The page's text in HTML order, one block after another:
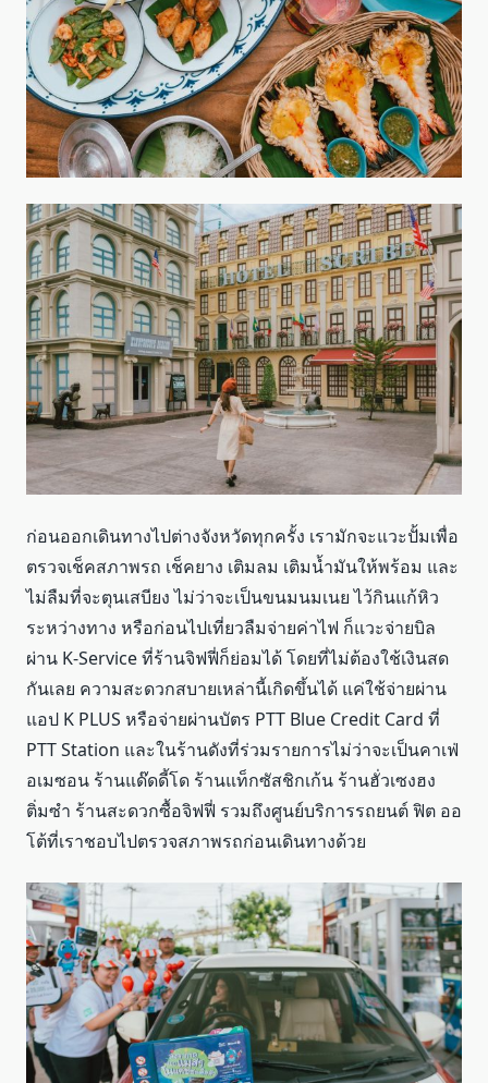
ก่อนออกเดินทางไปต่างจังหวัดทุกครั้ง เรามักจะแวะปั้มเพื่อ
ตรวจเช็คสภาพรถ เช็คยาง เติมลม เติมน้ำมันให้พร้อม และ
ไม่ลืมที่จะตุนเสบียง ไม่ว่าจะเป็นขนมนมเนย ไว้กินแก้หิว
ระหว่างทาง หรือก่อนไปเที่ยวลืมจ่ายค่าไฟ ก็แวะจ่ายบิล
ผ่าน K-Service ที่ร้านจิฟฟี่ก็ย่อมได้ โดยที่ไม่ต้องใช้เงินสด
กันเลย ความสะดวกสบายเหล่านี้เกิดขึ้นได้ แค่ใช้จ่ายผ่าน
แอป K PLUS หรือจ่ายผ่านบัตร PTT Blue Credit Card ที่
PTT Station และในร้านดังที่ร่วมรายการไม่ว่าจะเป็นคาเฟ่
อเมซอน ร้านแด๊ดดี้โด ร้านแท็กซัสชิกเก้น ร้านฮั่วเซงฮง
ติ่มซำ ร้านสะดวกซื้อจิฟฟี่ รวมถึงศูนย์บริการรถยนต์ ฟิต ออ
โต้ที่เราชอบไปตรวจสภาพรถก่อนเดินทางด้วย